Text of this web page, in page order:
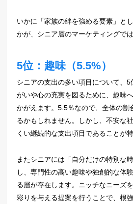
いかに「家族の絆を強める要素」と
かが、シニア層のマーケティングでは
5位：趣味（5.5%）
シニアの支出の多い項目について、5
がいや心の充実を図るために、趣味
かがえます。5.5％なので、全体の割
るかもしれません。しかし、不安な
くい継続的な支出項目であることが特
またシニアには「自分だけの特別な
し、専門性の高い趣味や独創的な体
る層が存在します。ニッチなニーズ
彩りを与える提案を行うことで、根